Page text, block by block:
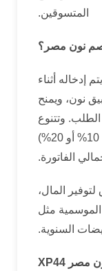
المتسوقين.
نون مصر؟
إدخاله أثناء
نون، ويمنح
وتتنوع
هذه الخصومات بين نسبة مئوية (مثل 10% أو 20%)
الفاتورة.
المال،
مثل
السنوية.
مصر XP44